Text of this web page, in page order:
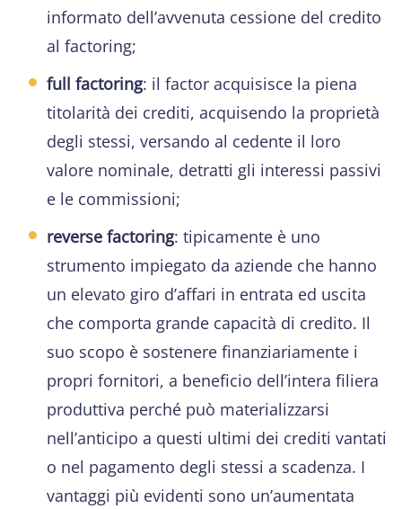
informato dell’avvenuta cessione del credito
al factoring;
full factoring: il factor acquisisce la piena
titolarità dei crediti, acquisendo la proprietà
degli stessi, versando al cedente il loro
valore nominale, detratti gli interessi passivi
e le commissioni;
reverse factoring: tipicamente è uno
strumento impiegato da aziende che hanno
un elevato giro d’affari in entrata ed uscita
che comporta grande capacità di credito. Il
suo scopo è sostenere finanziariamente i
propri fornitori, a beneficio dell’intera filiera
produttiva perché può materializzarsi
nell’anticipo a questi ultimi dei crediti vantati
o nel pagamento degli stessi a scadenza. I
vantaggi più evidenti sono un’aumentata